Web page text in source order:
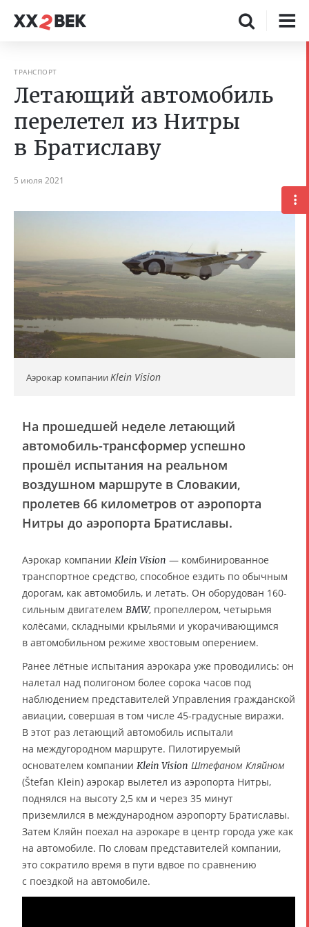
ТРАНСПОРТ
Летающий автомобиль
перелетел из Нитры
в Братиславу
5 июля 2021
Аэрокар компании Klein Vision
На прошедшей неделе летающий
автомобиль-трансформер успешно
прошёл испытания на реальном
воздушном маршруте в Словакии,
пролетев 66 километров от аэропорта
Нитры до аэропорта Братиславы.
Аэрокар компании Klein Vision — комбинированное
транспортное средство, способное ездить по обычным
дорогам, как автомобиль, и летать. Он оборудован 160-
сильным двигателем BMW, пропеллером, четырьмя
колёсами, складными крыльями и укорачивающимся
в автомобильном режиме хвостовым оперением.
Ранее лётные испытания аэрокара уже проводились: он
налетал над полигоном более сорока часов под
наблюдением представителей Управления гражданской
авиации, совершая в том числе 45-градусные виражи.
В этот раз летающий автомобиль испытали
на междугородном маршруте. Пилотируемый
основателем компании Klein Vision Штефаном Кляйном
(Štefan Klein) аэрокар вылетел из аэропорта Нитры,
поднялся на высоту 2,5 км и через 35 минут
приземлился в международном аэропорту Братиславы.
Затем Кляйн поехал на аэрокаре в центр города уже как
на автомобиле. По словам представителей компании,
это сократило время в пути вдвое по сравнению
с поездкой на автомобиле.